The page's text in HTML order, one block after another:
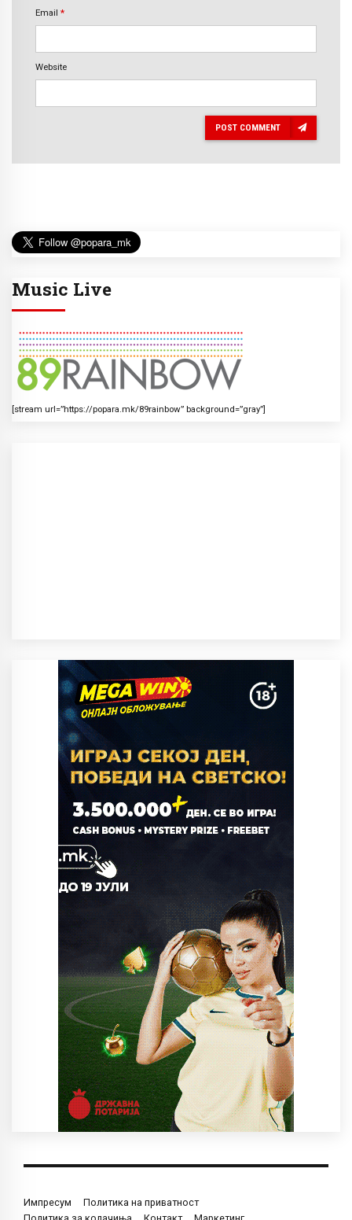
Email *
Website
POST COMMENT
Music Live
[stream url=”https://popara.mk/89rainbow” background=”gray”]
Импресум
Политика на приватност